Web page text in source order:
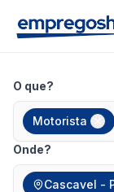
O que?
Motorista
Onde?
Cascavel -